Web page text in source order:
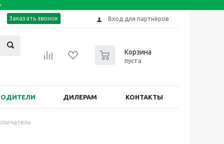
Заказать звонок Вход для партнёров
Корзина
пуста
ДИЛЕРАМ КОНТАКТЫ